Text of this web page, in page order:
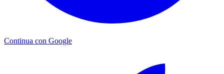
Continua con Google